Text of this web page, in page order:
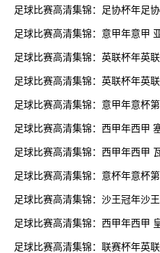
足
足球比赛高清集锦：英联杯年英联杯第3轮 韦康比流
足
足
足